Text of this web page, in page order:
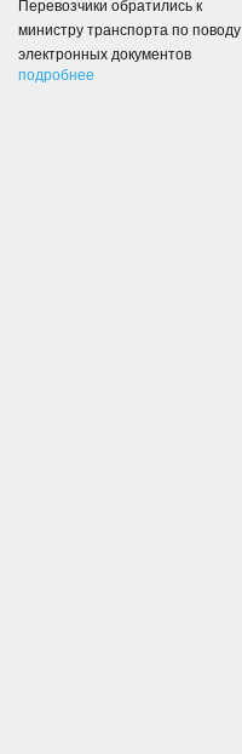
Перевозчики обратились к
министру транспорта по поводу
электронных документов
подробнее